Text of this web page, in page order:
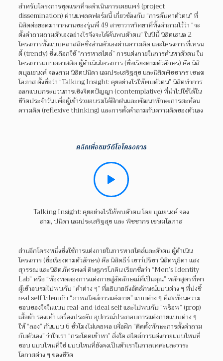
สำหรับโครงการชุดแรกที่จะดำเนินการเผยแพร่ (project
dissemination) ผ่านแพลตฟอร์มนี้ เกี่ยวข้องกับ “การค้นหาตัวตน” ที่
นิสิตต่อยอดมาจากงานของรุ่นพี่ 49 สาขาวาทวิทยาที่ทิ้งคำถามไว้ว่า “จะ
ตั้งคำถามถามตัวเองอย่างไรจึงจะได้ค้นพบตัวตน” ในปีนี้ นิสิตเสนอ 2
โครงการทั้งแบบคลาสสิคซึ่งอ่านตัวเองผ่านความคิด และโครงการที่เทรน
ดี้ (trendy) ซึ่งเลือกใช้ “การหาสไตล์” การแต่งกายในการค้นหาตัวตน ใน
โครงการแบบคลาสสิค ผู้ดำเนินโครงการ (ชื่อเรียงตามตัวอักษร) คือ นิสิ
ตบุณยนงค์ จองสาม นิสิตปนิดา เอมประเสริฐสุข และนิสิตพิชชากร เขษม
โอภาส ตั้งชื่อว่า “Talking Insight: คุยอย่างไรให้พบตัวตน” นิสิตทำการ
ออกแบบกระบวนการเชิงจิตตปัญญา (contemplative) ที่นำไปใช้ได้ใน
ชีวิตประจำวัน เพื่อผู้เข้าร่วมอบรมได้ฝึกฝนและพัฒนาทักษะการสะท้อน
ความคิด (reflexive thinking) และการตั้งคำถามกับความคิดของตัวเอง
คลิกเพื่อชมวีดีโอโครงการ
Talking Insight: คุยอย่างไรให้พบตัวตน โดย บุณยนงค์ จอง
สาม, ปนิดา เอมประเสริฐสุข และ พิชชากร เขษมโอภาส
ส่วนอีกโครงหนึ่งซึ่งใช้การแต่งกายในการหาสไตล์และตัวตน ผู้ดำเนิน
โครงการ (ชื่อเรียงตามตัวอักษร) คือ นิสิตธีร์ เชาว์ปรีชา นิสิตพุธิดา แสง
สุวรรณ และนิสิตภัทรพงศ์ ดิษฐกรโภคิน เรียกชื่อว่า “Men’s Identity
Lab” หรือ “ห้องทดลองการแต่งกายสู่อัตลักษณ์ที่เป็นคุณ” หลักสูตรที่พา
ผู้เข้าอบรมไปพบกับ “คำต่าง ๆ” ที่อธิบายถึงอัตลักษณ์แบบต่าง ๆ ที่บ่งชี้
real self ไปพบกับ “ภาพสไตล์การแต่งกาย” แบบต่าง ๆ ที่สะท้อนความ
ชอบของใจในแบบ real-and-ideal self และไปพบกับ “พร็อพ” (prop)
เสื้อผ้า รองเท้า เครื่องประดับ อุปกรณ์ประกอบการแต่งกายแบบต่าง ๆ
ให้ “ลอง” กันแบบ 6 ชั่วโมงไม่เคยพอ เพื่อฝึก “ติดตั้งทักษะการตั้งคำถาม
กับตัวเอง” ว่าใจเรา “กระโดดเข้าหา” สิ่งใด สไตล์การแต่งกายแบบไหนที่
ชอบ แบบไหนที่ใช่ แบบไหนที่ยังคงเป็นตัวเราในกาลเทศะและวาระ
โอกาสต่าง ๆ ของชีวิต